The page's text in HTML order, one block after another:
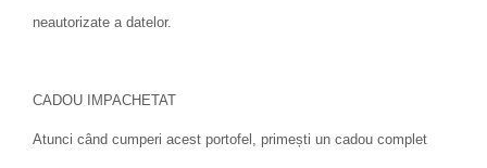
neautorizate a datelor.
CADOU IMPACHETAT
Atunci când cumperi acest portofel, primești un cadou complet